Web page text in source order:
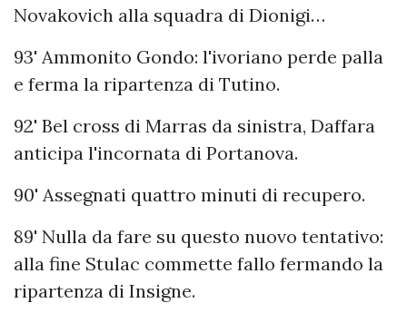
Novakovich alla squadra di Dionigi…
93' Ammonito Gondo: l'ivoriano perde palla
e ferma la ripartenza di Tutino.
92' Bel cross di Marras da sinistra, Daffara
anticipa l'incornata di Portanova.
90' Assegnati quattro minuti di recupero.
89' Nulla da fare su questo nuovo tentativo:
alla fine Stulac commette fallo fermando la
ripartenza di Insigne.